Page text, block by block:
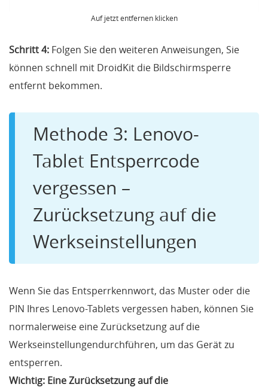
Auf jetzt entfernen klicken
Schritt 4: Folgen Sie den weiteren Anweisungen, Sie
können schnell mit DroidKit die Bildschirmsperre
entfernt bekommen.
Methode 3: Lenovo-
Tablet Entsperrcode
vergessen –
Zurücksetzung auf die
Werkseinstellungen
Wenn Sie das Entsperrkennwort, das Muster oder die
PIN Ihres Lenovo-Tablets vergessen haben, können Sie
normalerweise eine Zurücksetzung auf die
Werkseinstellungendurchführen, um das Gerät zu
entsperren.
Wichtig: Eine Zurücksetzung auf die